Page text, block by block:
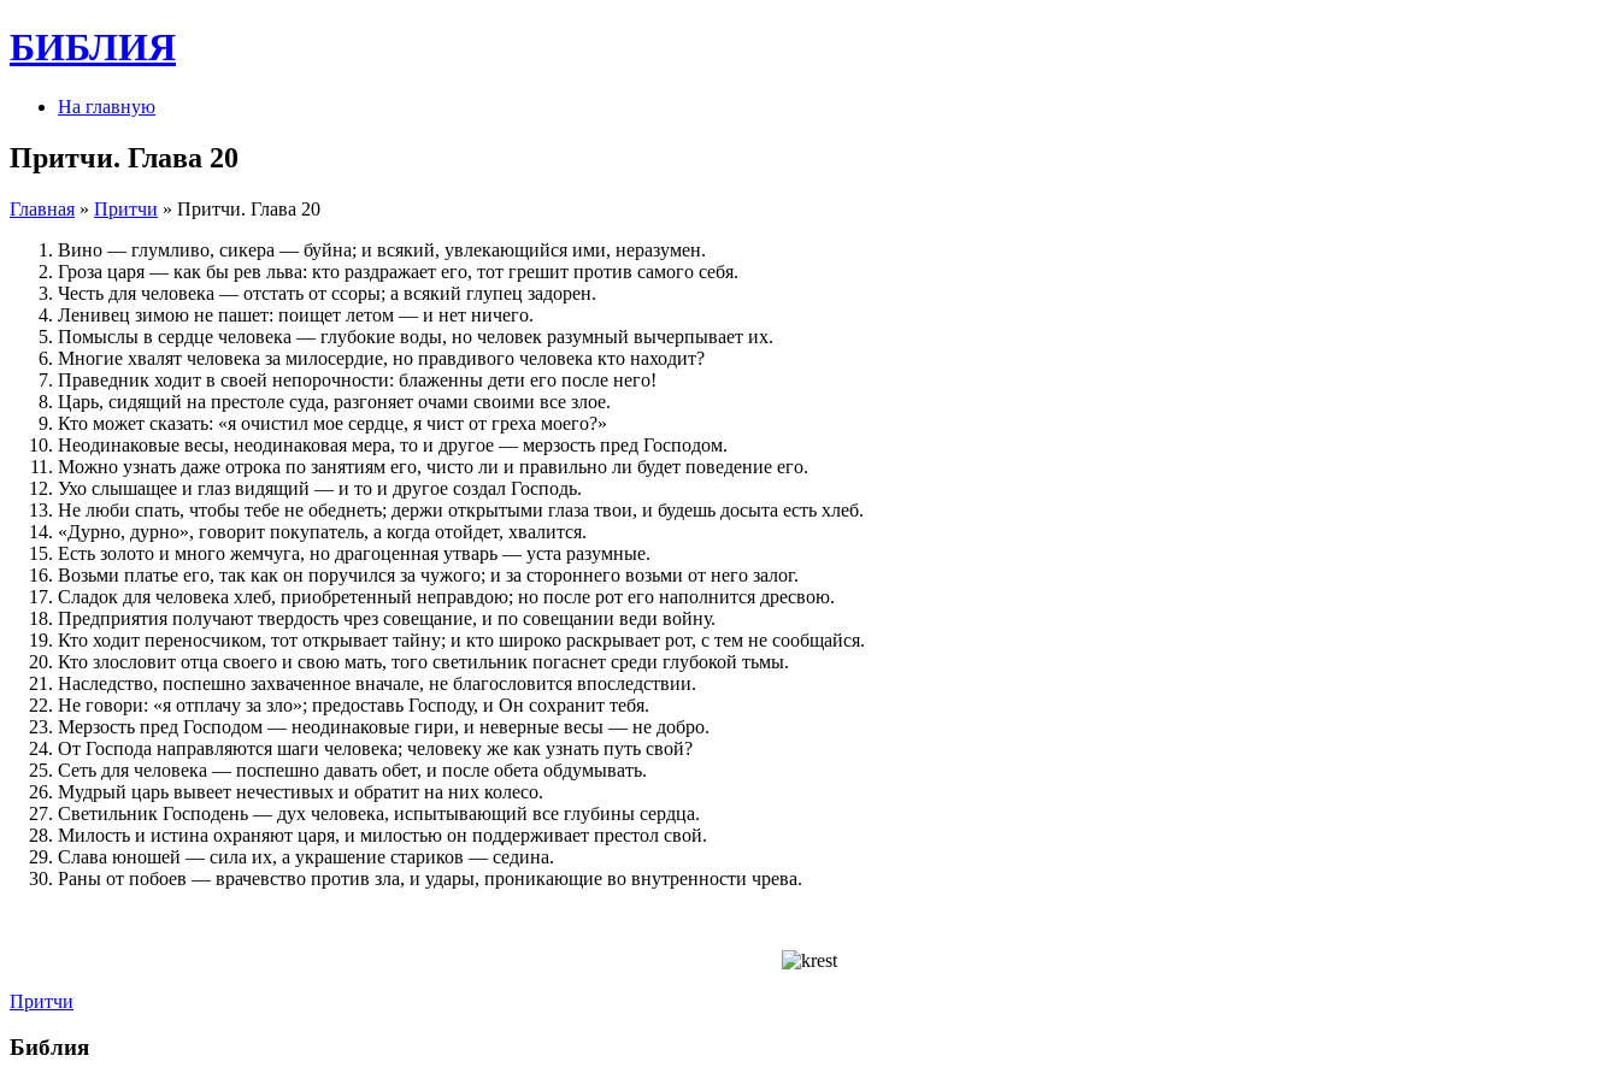
БИБЛИЯ
На главную
Притчи. Глава 20
Главная » Притчи » Притчи. Глава 20
Вино — глумливо, сикера — буйна; и всякий, увлекающийся ими, неразумен.
Гроза царя — как бы рев льва: кто раздражает его, тот грешит против самого себя.
Честь для человека — отстать от ссоры; а всякий глупец задорен.
Ленивец зимою не пашет: поищет летом — и нет ничего.
Помыслы в сердце человека — глубокие воды, но человек разумный вычерпывает их.
Многие хвалят человека за милосердие, но правдивого человека кто находит?
Праведник ходит в своей непорочности: блаженны дети его после него!
Царь, сидящий на престоле суда, разгоняет очами своими все злое.
Кто может сказать: «я очистил мое сердце, я чист от греха моего?»
Неодинаковые весы, неодинаковая мера, то и другое — мерзость пред Господом.
Можно узнать даже отрока по занятиям его, чисто ли и правильно ли будет поведение его.
Ухо слышащее и глаз видящий — и то и другое создал Господь.
Не люби спать, чтобы тебе не обеднеть; держи открытыми глаза твои, и будешь досыта есть хлеб.
«Дурно, дурно», говорит покупатель, а когда отойдет, хвалится.
Есть золото и много жемчуга, но драгоценная утварь — уста разумные.
Возьми платье его, так как он поручился за чужого; и за стороннего возьми от него залог.
Сладок для человека хлеб, приобретенный неправдою; но после рот его наполнится дресвою.
Предприятия получают твердость чрез совещание, и по совещании веди войну.
Кто ходит переносчиком, тот открывает тайну; и кто широко раскрывает рот, с тем не сообщайся.
Кто злословит отца своего и свою мать, того светильник погаснет среди глубокой тьмы.
Наследство, поспешно захваченное вначале, не благословится впоследствии.
Не говори: «я отплачу за зло»; предоставь Господу, и Он сохранит тебя.
Мерзость пред Господом — неодинаковые гири, и неверные весы — не добро.
От Господа направляются шаги человека; человеку же как узнать путь свой?
Сеть для человека — поспешно давать обет, и после обета обдумывать.
Мудрый царь вывеет нечестивых и обратит на них колесо.
Светильник Господень — дух человека, испытывающий все глубины сердца.
Милость и истина охраняют царя, и милостью он поддерживает престол свой.
Слава юношей — сила их, а украшение стариков — седина.
Раны от побоев — врачевство против зла, и удары, проникающие во внутренности чрева.
Притчи
Библия